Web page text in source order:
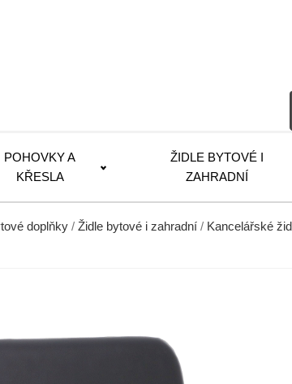
POHOVKY A
KŘESLA
ŽIDLE BYTOVÉ I
ZAHRADNÍ
doplňky / Židle bytové i zahradní / Kancelářské